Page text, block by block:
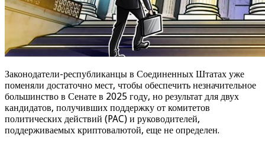
Законодатели-республиканцы в Соединенных Штатах уже
поменяли достаточно мест, чтобы обеспечить незначительное
большинство в Сенате в 2025 году, но результат для двух
кандидатов, получивших поддержку от комитетов
политических действий (PAC) и руководителей,
поддерживаемых криптовалютой, еще не определен.